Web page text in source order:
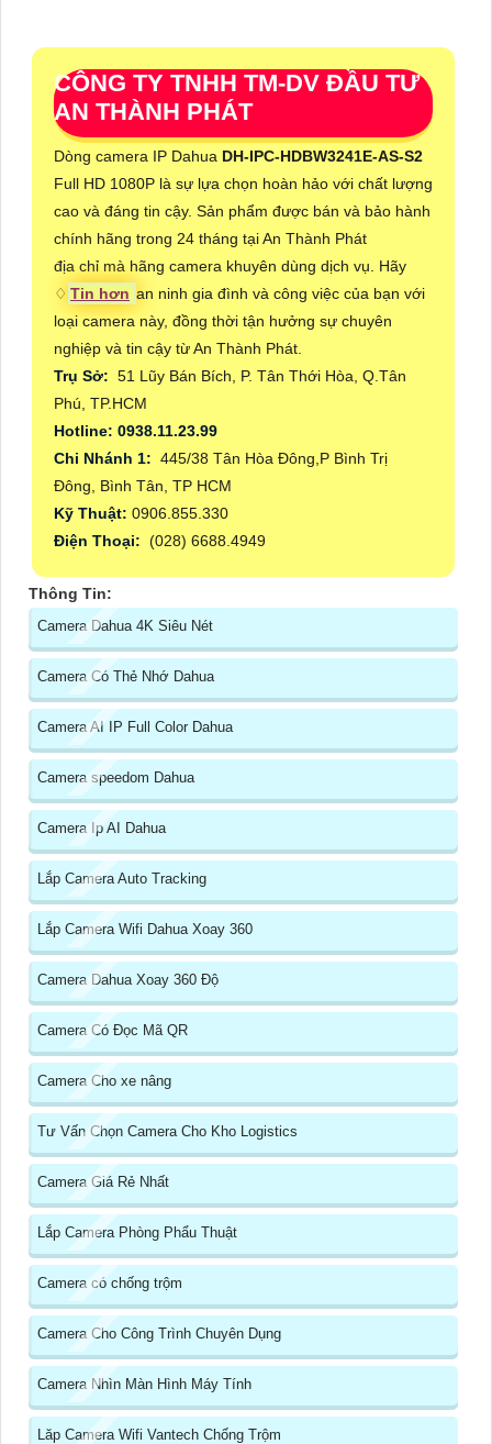
CÔNG TY TNHH TM-DV ĐẦU TƯ
AN THÀNH PHÁT
Dòng camera IP Dahua DH-IPC-HDBW3241E-AS-S2
Full HD 1080P là sự lựa chọn hoàn hảo với chất lượng
cao và đáng tin cậy. Sản phẩm được bán và bảo hành
chính hãng trong 24 tháng tại An Thành Phát
địa chỉ mà hãng camera khuyên dùng dịch vụ. Hãy
♢ Tin hơn an ninh gia đình và công việc của bạn với
loại camera này, đồng thời tận hưởng sự chuyên
nghiệp và tin cậy từ An Thành Phát.
Trụ Sở: 51 Lũy Bán Bích, P. Tân Thới Hòa, Q.Tân
Phú, TP.HCM
Hotline: 0938.11.23.99
Chi Nhánh 1: 445/38 Tân Hòa Đông,P Bình Trị
Đông, Bình Tân, TP HCM
Kỹ Thuật: 0906.855.330
Điện Thoại: (028) 6688.4949
Thông Tin:
Camera Dahua 4K Siêu Nét
Camera Có Thẻ Nhớ Dahua
Camera AI IP Full Color Dahua
Camera speedom Dahua
Camera Ip AI Dahua
Lắp Camera Auto Tracking
Lắp Camera Wifi Dahua Xoay 360
Camera Dahua Xoay 360 Độ
Camera Có Đọc Mã QR
Camera Cho xe nâng
Tư Vấn Chọn Camera Cho Kho Logistics
Camera Giá Rẻ Nhất
Lắp Camera Phòng Phẩu Thuật
Camera có chống trộm
Camera Cho Công Trình Chuyên Dụng
Camera Nhìn Màn Hình Máy Tính
Lăp Camera Wifi Vantech Chống Trộm